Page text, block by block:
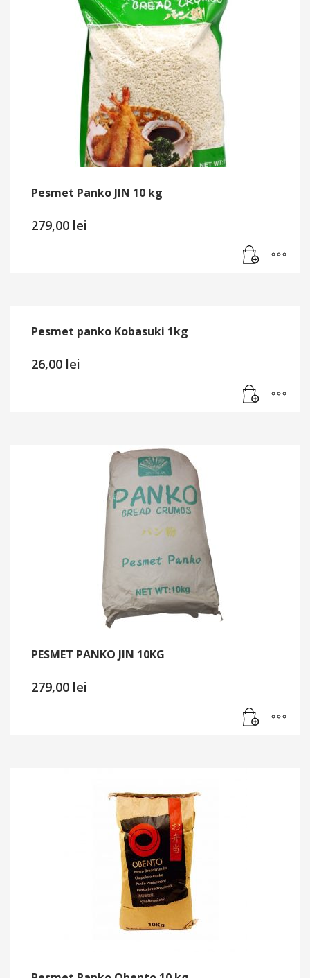
Pesmet Panko JIN 10 kg
279,00 lei
Pesmet panko Kobasuki 1kg
26,00 lei
PESMET PANKO JIN 10KG
279,00 lei